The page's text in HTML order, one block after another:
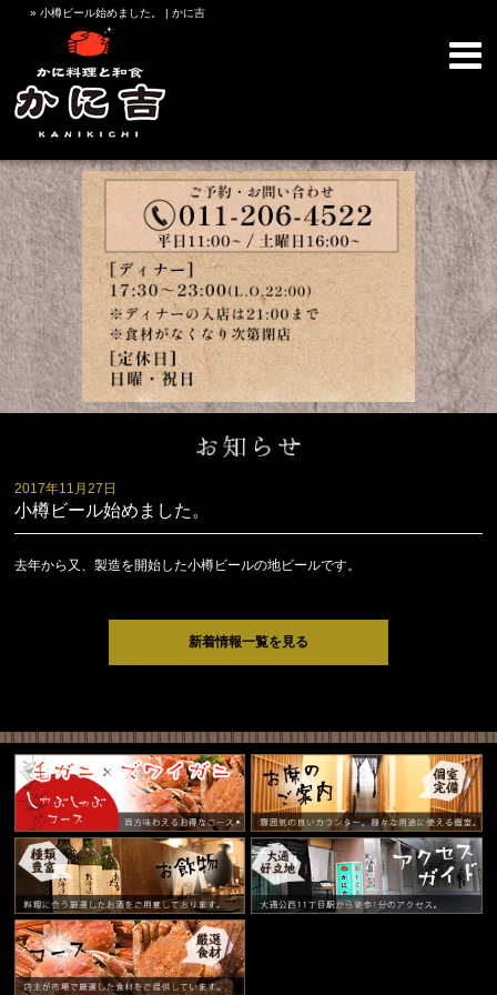
» 小樽ビール始めました。 | かに吉
2017年11月27日
小樽ビール始めました。
去年から又、製造を開始した小樽ビールの地ビールです。
新着情報一覧を見る